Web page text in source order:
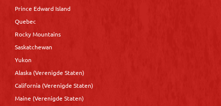
Prince Edward Island
Quebec
Rocky Mountains
Saskatchewan
Yukon
Alaska (Verenigde Staten)
California (Verenigde Staten)
Maine (Verenigde Staten)